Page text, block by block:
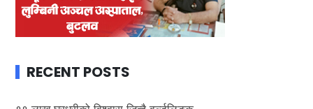
RECENT POSTS